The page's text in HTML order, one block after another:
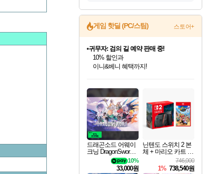
게임 핫딜 (PC/스팀) 스토어+
네이버혜택과 함께 만나보세요!
50%할인&추가 적립까지!
귀무자: 검의 길 예약 판매 중!
비스트 오브 리인카네이션 정식 출시!
게임프릭 신작 IP
네이버 혜택가와 함께 예약하세요!
할인&네이버혜택으로 만나보세요!
네이버페이 혜택과 만나보세요!
40주년 프로모션으로 만나보세요!
네이버 포인트 혜택까지!
할인가에 만나보세요!
일부 에디션 상시 할인!
혜택으로 예약 판매 중
편안하게 충전하세요
드래곤소드 어웨이
크닝 DragonSword A
10%
33,000원
닌텐도 스위치 2 본
체 + 마리오 카트 월
746,000
1% 738,540원